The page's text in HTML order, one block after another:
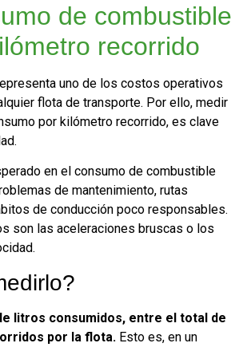
de combustible
recorrido
uno de los costos operativos
flota de transporte. Por ello, medir
por kilómetro recorrido, es clave
en el consumo de combustible
de mantenimiento, rutas
de conducción poco responsables.
son las aceleraciones bruscas o los
litros consumidos, entre el total de
por la flota. Esto es, en un